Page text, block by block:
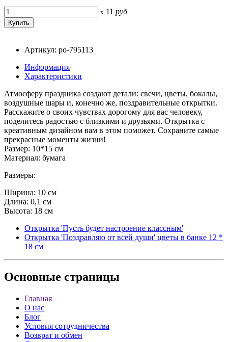
x 11 руб
Артикул: po-795113
Информация
Характеристики
Атмосферу праздника создают детали: свечи, цветы, бокалы,
воздушные шары и, конечно же, поздравительные открытки.
Расскажите о своих чувствах дорогому для вас человеку,
поделитесь радостью с близкими и друзьями. Открытка с
креативным дизайном вам в этом поможет. Сохраните самые
прекрасные моменты жизни!
Размер: 10*15 см
Материал: бумага
Размеры:
Ширина: 10 см
Длина: 0,1 см
Высота: 18 см
Открытка 'Пусть будет настроение классным'
Открытка 'Поздравляю от всей души' цветы в банке 12 *
18 см
Основные страницы
Главная
О нас
Блог
Условия сотрудничества
Возврат и обмен